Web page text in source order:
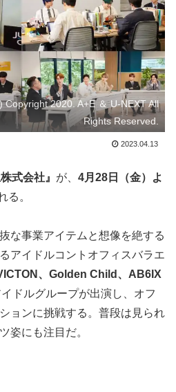
Copyright 2020. A+E ＆ U-NEXT All
Rights Reserved.
2023.04.13
式会社』 が、 4月28日（金）よ
る。
な事業アイテムと想像を絶する
アイドルコントオフィスバラエ
、Golden Child、AB6IX
ドルグループが出演し、オフ
ョンに挑戦する。普段は見られ
姿にも注目だ。